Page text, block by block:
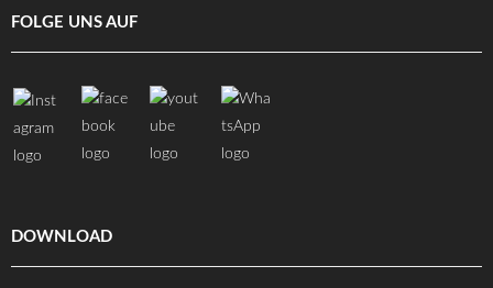
FOLGE UNS AUF
DOWNLOAD